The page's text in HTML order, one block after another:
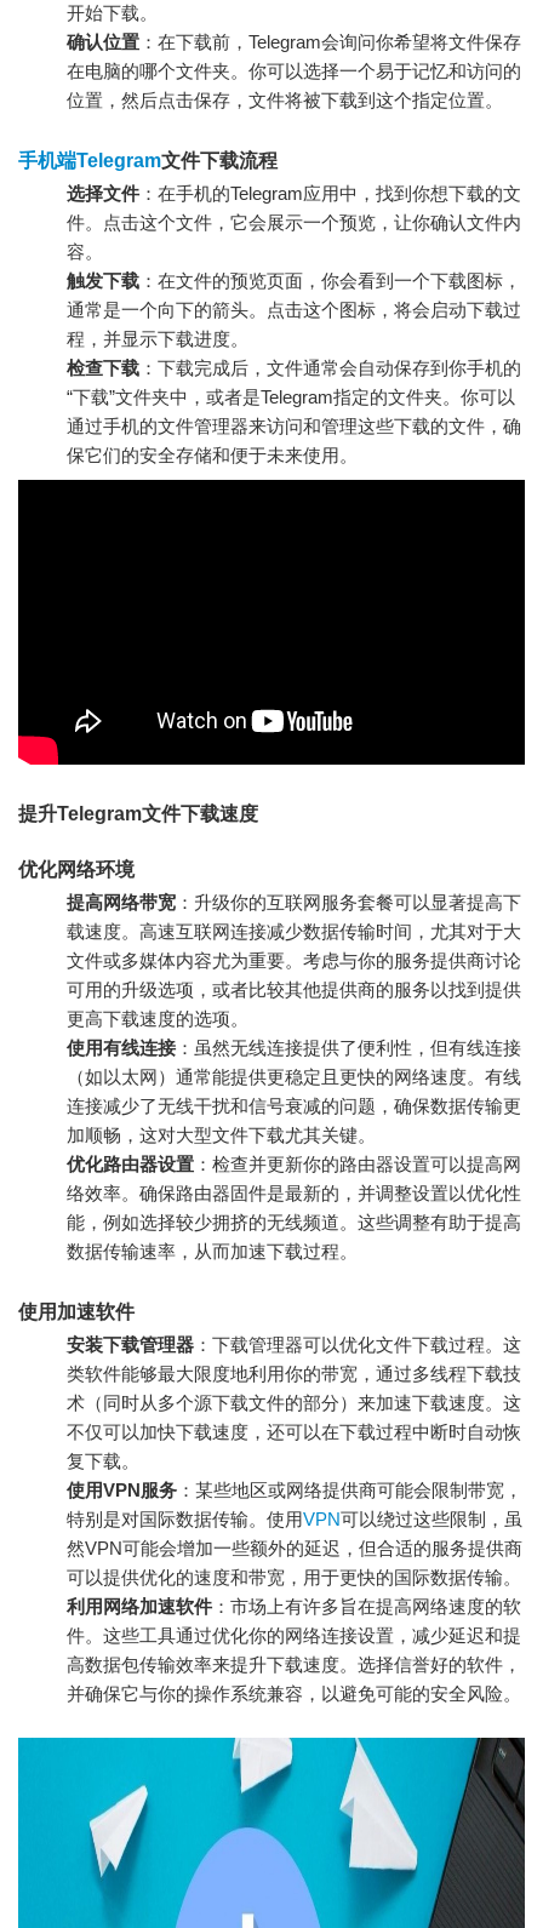
开始下载。
确认位置 ：在下载前，Telegram会询问你希望将文件保存
在电脑的哪个文件夹。你可以选择一个易于记忆和访问的
位置，然后点击保存，文件将被下载到这个指定位置。
手机端Telegram文件下载流程
选择文件 ：在手机的Telegram应用中，找到你想下载的文
件。点击这个文件，它会展示一个预览，让你确认文件内
容。
触发下载 ：在文件的预览页面，你会看到一个下载图标，
通常是一个向下的箭头。点击这个图标，将会启动下载过
程，并显示下载进度。
检查下载 ：下载完成后，文件通常会自动保存到你手机的
“下载”文件夹中，或者是Telegram指定的文件夹。你可以
通过手机的文件管理器来访问和管理这些下载的文件，确
保它们的安全存储和便于未来使用。
提升Telegram文件下载速度
优化网络环境
提高网络带宽 ：升级你的互联网服务套餐可以显著提高下
载速度。高速互联网连接减少数据传输时间，尤其对于大
文件或多媒体内容尤为重要。考虑与你的服务提供商讨论
可用的升级选项，或者比较其他提供商的服务以找到提供
更高下载速度的选项。
使用有线连接 ：虽然无线连接提供了便利性，但有线连接
（如以太网）通常能提供更稳定且更快的网络速度。有线
连接减少了无线干扰和信号衰减的问题，确保数据传输更
加顺畅，这对大型文件下载尤其关键。
优化路由器设置 ：检查并更新你的路由器设置可以提高网
络效率。确保路由器固件是最新的，并调整设置以优化性
能，例如选择较少拥挤的无线频道。这些调整有助于提高
数据传输速率，从而加速下载过程。
使用加速软件
安装下载管理器 ：下载管理器可以优化文件下载过程。这
类软件能够最大限度地利用你的带宽，通过多线程下载技
术（同时从多个源下载文件的部分）来加速下载速度。这
不仅可以加快下载速度，还可以在下载过程中断时自动恢
复下载。
使用VPN服务 ：某些地区或网络提供商可能会限制带宽，
特别是对国际数据传输。使用VPN可以绕过这些限制，虽
然VPN可能会增加一些额外的延迟，但合适的服务提供商
可以提供优化的速度和带宽，用于更快的国际数据传输。
利用网络加速软件 ：市场上有许多旨在提高网络速度的软
件。这些工具通过优化你的网络连接设置，减少延迟和提
高数据包传输效率来提升下载速度。选择信誉好的软件，
并确保它与你的操作系统兼容，以避免可能的安全风险。